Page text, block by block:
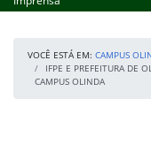
VOCÊ ESTÁ EM: CAMPUS
IFPE E PREFEITURA DE
CAMPUS OLINDA